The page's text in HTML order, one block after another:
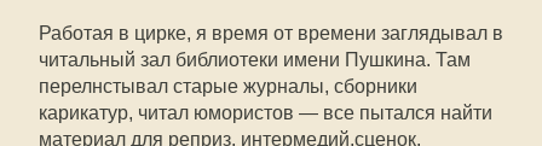
Работая в цирке, я время от времени заглядывал в
читальный зал библиотеки имени Пушкина. Там
перелнстывал старые журналы, сборники
карикатур, читал юмористов — все пытался найти
материал для реприз, интермедий,сценок.